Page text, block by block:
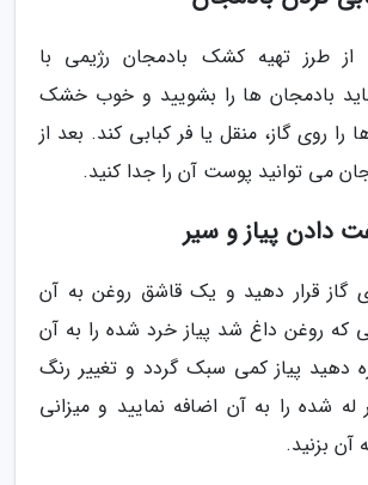
از طرز تهیه کشک بادمجان رژیمی با
بادمجان ها را بشویید و خوب خشک
روی گاز، منقل یا فر کبابی کند. بعد از
می توانید پوست آن را جدا کنید.
دادن پیاز و سیر
گاز قرار دهید و یک قاشق روغن به آن
که روغن داغ شد پیاز خرد شده را به آن
دهید پیاز کمی سبک گردد و تغییر رنگ
شده را به آن اضافه نمایید و میزانی
آن بزنید.